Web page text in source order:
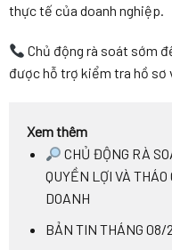
thực tế của doanh nghiệp.
Chủ động rà soát sớm
được hỗ trợ kiểm tra hồ sơ
Xem thêm
CHỦ ĐỘNG RÀ
QUYỀN LỢI VÀ THÁO
DOANH
BẢN TIN THÁNG 08/